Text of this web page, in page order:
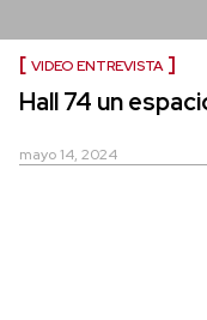
VIDEO ENTREVISTA
Hall 74 un
mayo 14, 2024